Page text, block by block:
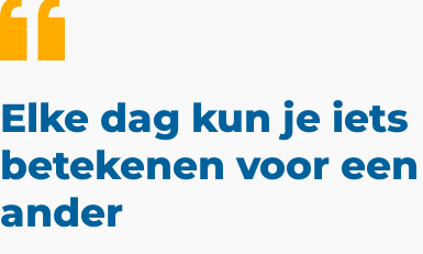
Elke dag kun je iets
betekenen voor een
ander